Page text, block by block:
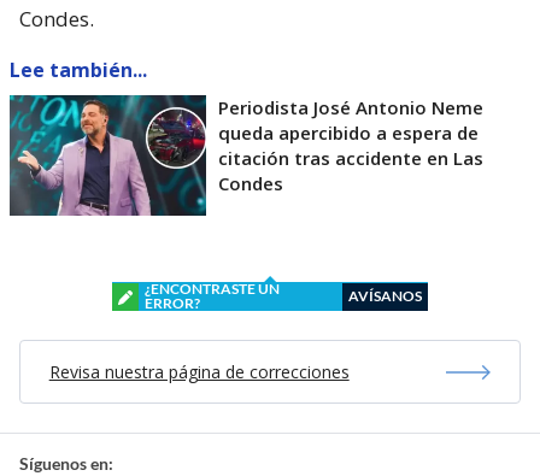
Condes.
Lee también...
Periodista José Antonio Neme
queda apercibido a espera de
citación tras accidente en Las
Condes
¿ENCONTRASTE UN
ERROR?
AVÍSANOS
Revisa nuestra página de correcciones
Síguenos en: